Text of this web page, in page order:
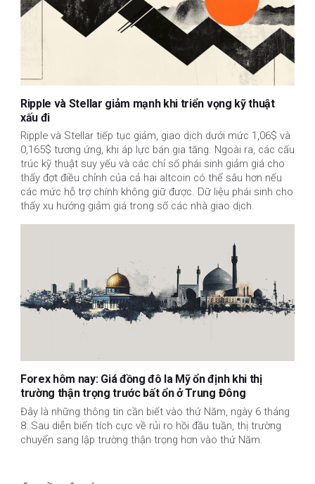
Ripple và Stellar giảm mạnh khi triển vọng kỹ thuật
xấu đi
Ripple và Stellar tiếp tục giảm, giao dịch dưới mức 1,06$ và
0,165$ tương ứng, khi áp lực bán gia tăng. Ngoài ra, các cấu
trúc kỹ thuật suy yếu và các chỉ số phái sinh giảm giá cho
thấy đợt điều chỉnh của cả hai altcoin có thể sâu hơn nếu
các mức hỗ trợ chính không giữ được. Dữ liệu phái sinh cho
thấy xu hướng giảm giá trong số các nhà giao dịch.
Forex hôm nay: Giá đồng đô la Mỹ ổn định khi thị
trường thận trọng trước bất ổn ở Trung Đông
Đây là những thông tin cần biết vào thứ Năm, ngày 6 tháng
8: Sau diễn biến tích cực về rủi ro hồi đầu tuần, thị trường
chuyển sang lập trường thận trọng hơn vào thứ Năm.